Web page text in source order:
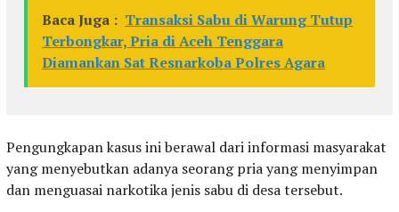
Baca Juga : Transaksi Sabu di Warung Tutup
Terbongkar, Pria di Aceh Tenggara
Diamankan Sat Resnarkoba Polres Agara
Pengungkapan kasus ini berawal dari informasi masyarakat
yang menyebutkan adanya seorang pria yang menyimpan
dan menguasai narkotika jenis sabu di desa tersebut.